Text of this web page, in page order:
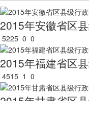
2015年安徽省区
5225 0 0
2015年福建省区
4515 1 0
2015年甘肃省区